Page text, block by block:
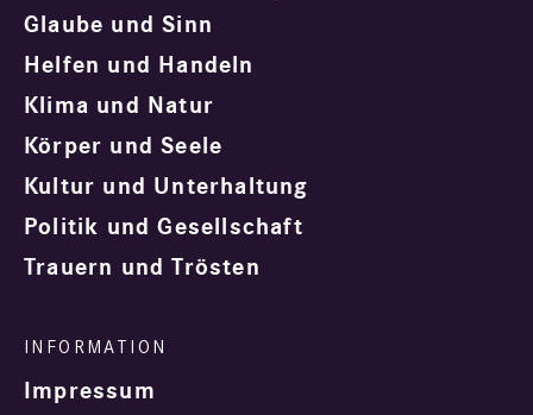
Glaube und Sinn
Helfen und Handeln
Klima und Natur
Körper und Seele
Kultur und Unterhaltung
Politik und Gesellschaft
Trauern und Trösten
Impressum